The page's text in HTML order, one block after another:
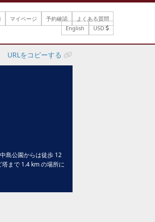
マイページ 予約確認
よくある質問
English
USD
URLをコピーする
島公園からは徒歩 12
まで 1.4 km の場所に